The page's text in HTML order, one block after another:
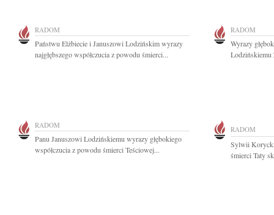
RADOM
Państwu Elżbiecie i Januszowi Lodzińskim wyrazy
najgłębszego współczucia z powodu śmierci...
RADOM
Wyrazy
Lodzińskiemu
RADOM
Panu Januszowi Lodzińskiemu wyrazy głębokiego
współczucia z powodu śmierci Teściowej...
RADOM
Sylwii
śmierci Taty